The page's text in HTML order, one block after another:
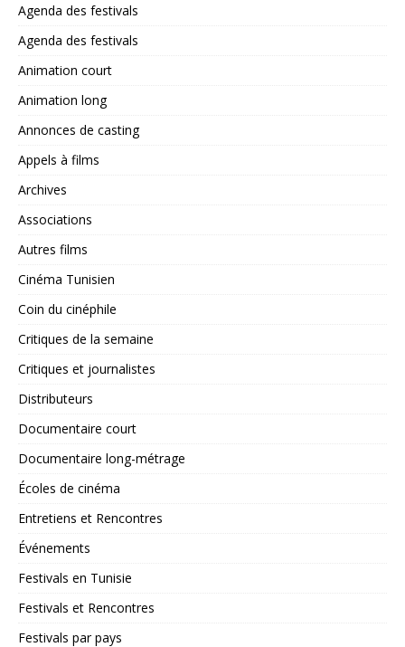
Agenda des festivals
Agenda des festivals
Animation court
Animation long
Annonces de casting
Appels à films
Archives
Associations
Autres films
Cinéma Tunisien
Coin du cinéphile
Critiques de la semaine
Critiques et journalistes
Distributeurs
Documentaire court
Documentaire long-métrage
Écoles de cinéma
Entretiens et Rencontres
Événements
Festivals en Tunisie
Festivals et Rencontres
Festivals par pays